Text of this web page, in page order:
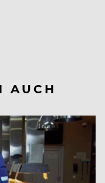
AUCH